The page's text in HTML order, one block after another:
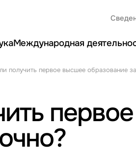
Международная
получить первое высшее образование